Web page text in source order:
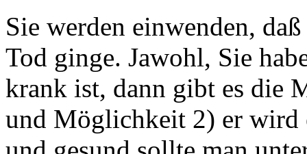
Sie werden einwenden,
Tod ginge. Jawohl, Sie
krank ist, dann gibt es die
und Möglichkeit 2) er wird